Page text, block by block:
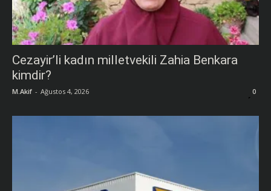
Cezayir’li kadın milletvekili Zahia Benkara
kimdir?
M.Akif - Ağustos 4, 2026 0